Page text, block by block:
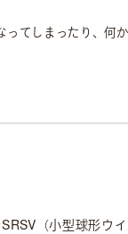
てしまったり、何
（小型球形ウイ